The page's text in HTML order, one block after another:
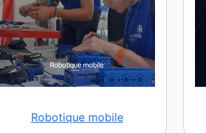
Robotique mobile